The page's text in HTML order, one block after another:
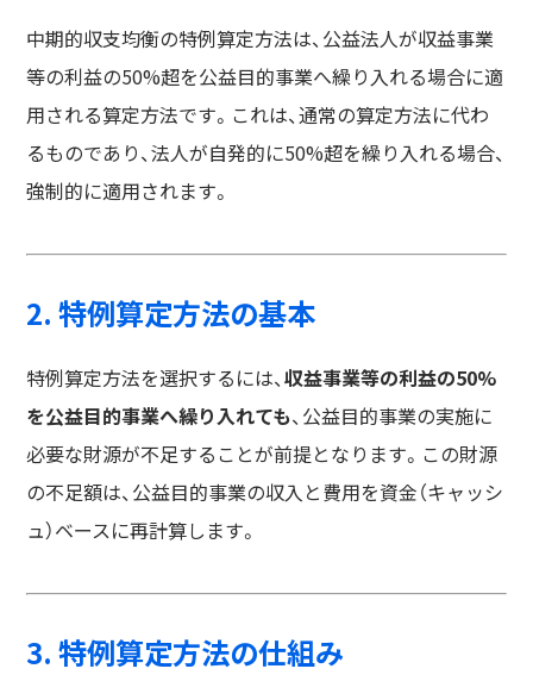
中期的収支均衡の特例算定方法は、公益法人が収益事業
等の利益の50%超を公益目的事業へ繰り入れる場合に適
用される算定方法です。これは、通常の算定方法に代わ
るものであり、法人が自発的に50%超を繰り入れる場合、
強制的に適用されます。
2. 特例算定方法の基本
特例算定方法を選択するには、収益事業等の利益の50%
を公益目的事業へ繰り入れても、公益目的事業の実施に
必要な財源が不足することが前提となります。この財源
の不足額は、公益目的事業の収入と費用を資金（キャッシ
ュ）ベースに再計算します。
3. 特例算定方法の仕組み